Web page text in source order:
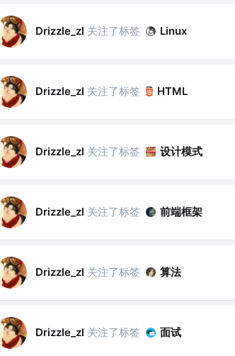
Drizzle_zl 关注了标签 Linux
Drizzle_zl 关注了标签 HTML
Drizzle_zl 关注了标签 设计模式
Drizzle_zl 关注了标签 前端框架
Drizzle_zl 关注了标签 算法
Drizzle_zl 关注了标签 面试